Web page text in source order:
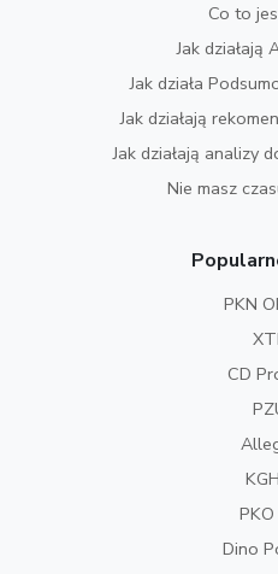
Co to
Jak działają
Jak działa
Jak działają
Jak działają analizy
Nie masz
PKN
CD
PKO
Dino